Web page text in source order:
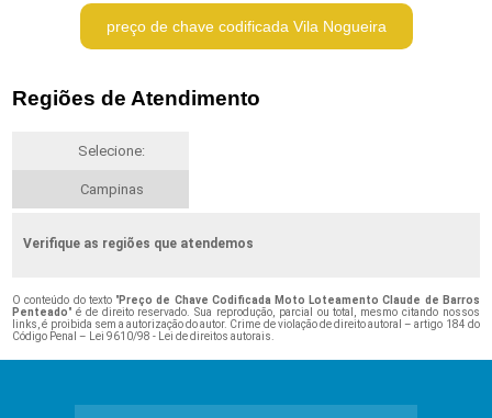
preço de chave codificada Vila Nogueira
Regiões de Atendimento
Selecione:
Campinas
Verifique as regiões que atendemos
O conteúdo do texto "Preço de Chave Codificada Moto Loteamento Claude de Barros
Penteado" é de direito reservado. Sua reprodução, parcial ou total, mesmo citando nossos
links, é proibida sem a autorização do autor. Crime de violação de direito autoral – artigo 184 do
Código Penal –
Lei 9610/98 - Lei de direitos autorais